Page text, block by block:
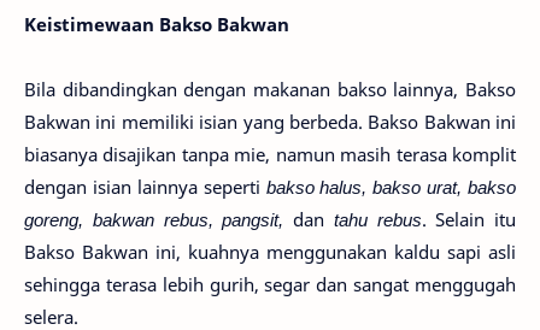
Keistimewaan Bakso Bakwan
Bila dibandingkan dengan makanan bakso lainnya, Bakso
Bakwan ini memiliki isian yang berbeda. Bakso Bakwan ini
biasanya disajikan tanpa mie, namun masih terasa komplit
dengan isian lainnya seperti bakso halus, bakso urat, bakso
goreng, bakwan rebus, pangsit, dan tahu rebus. Selain itu
Bakso Bakwan ini, kuahnya menggunakan kaldu sapi asli
sehingga terasa lebih gurih, segar dan sangat menggugah
selera.